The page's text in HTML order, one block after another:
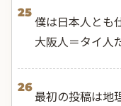
25
僕は日本人とも
大阪人＝タイ人
26
最初の投稿は地